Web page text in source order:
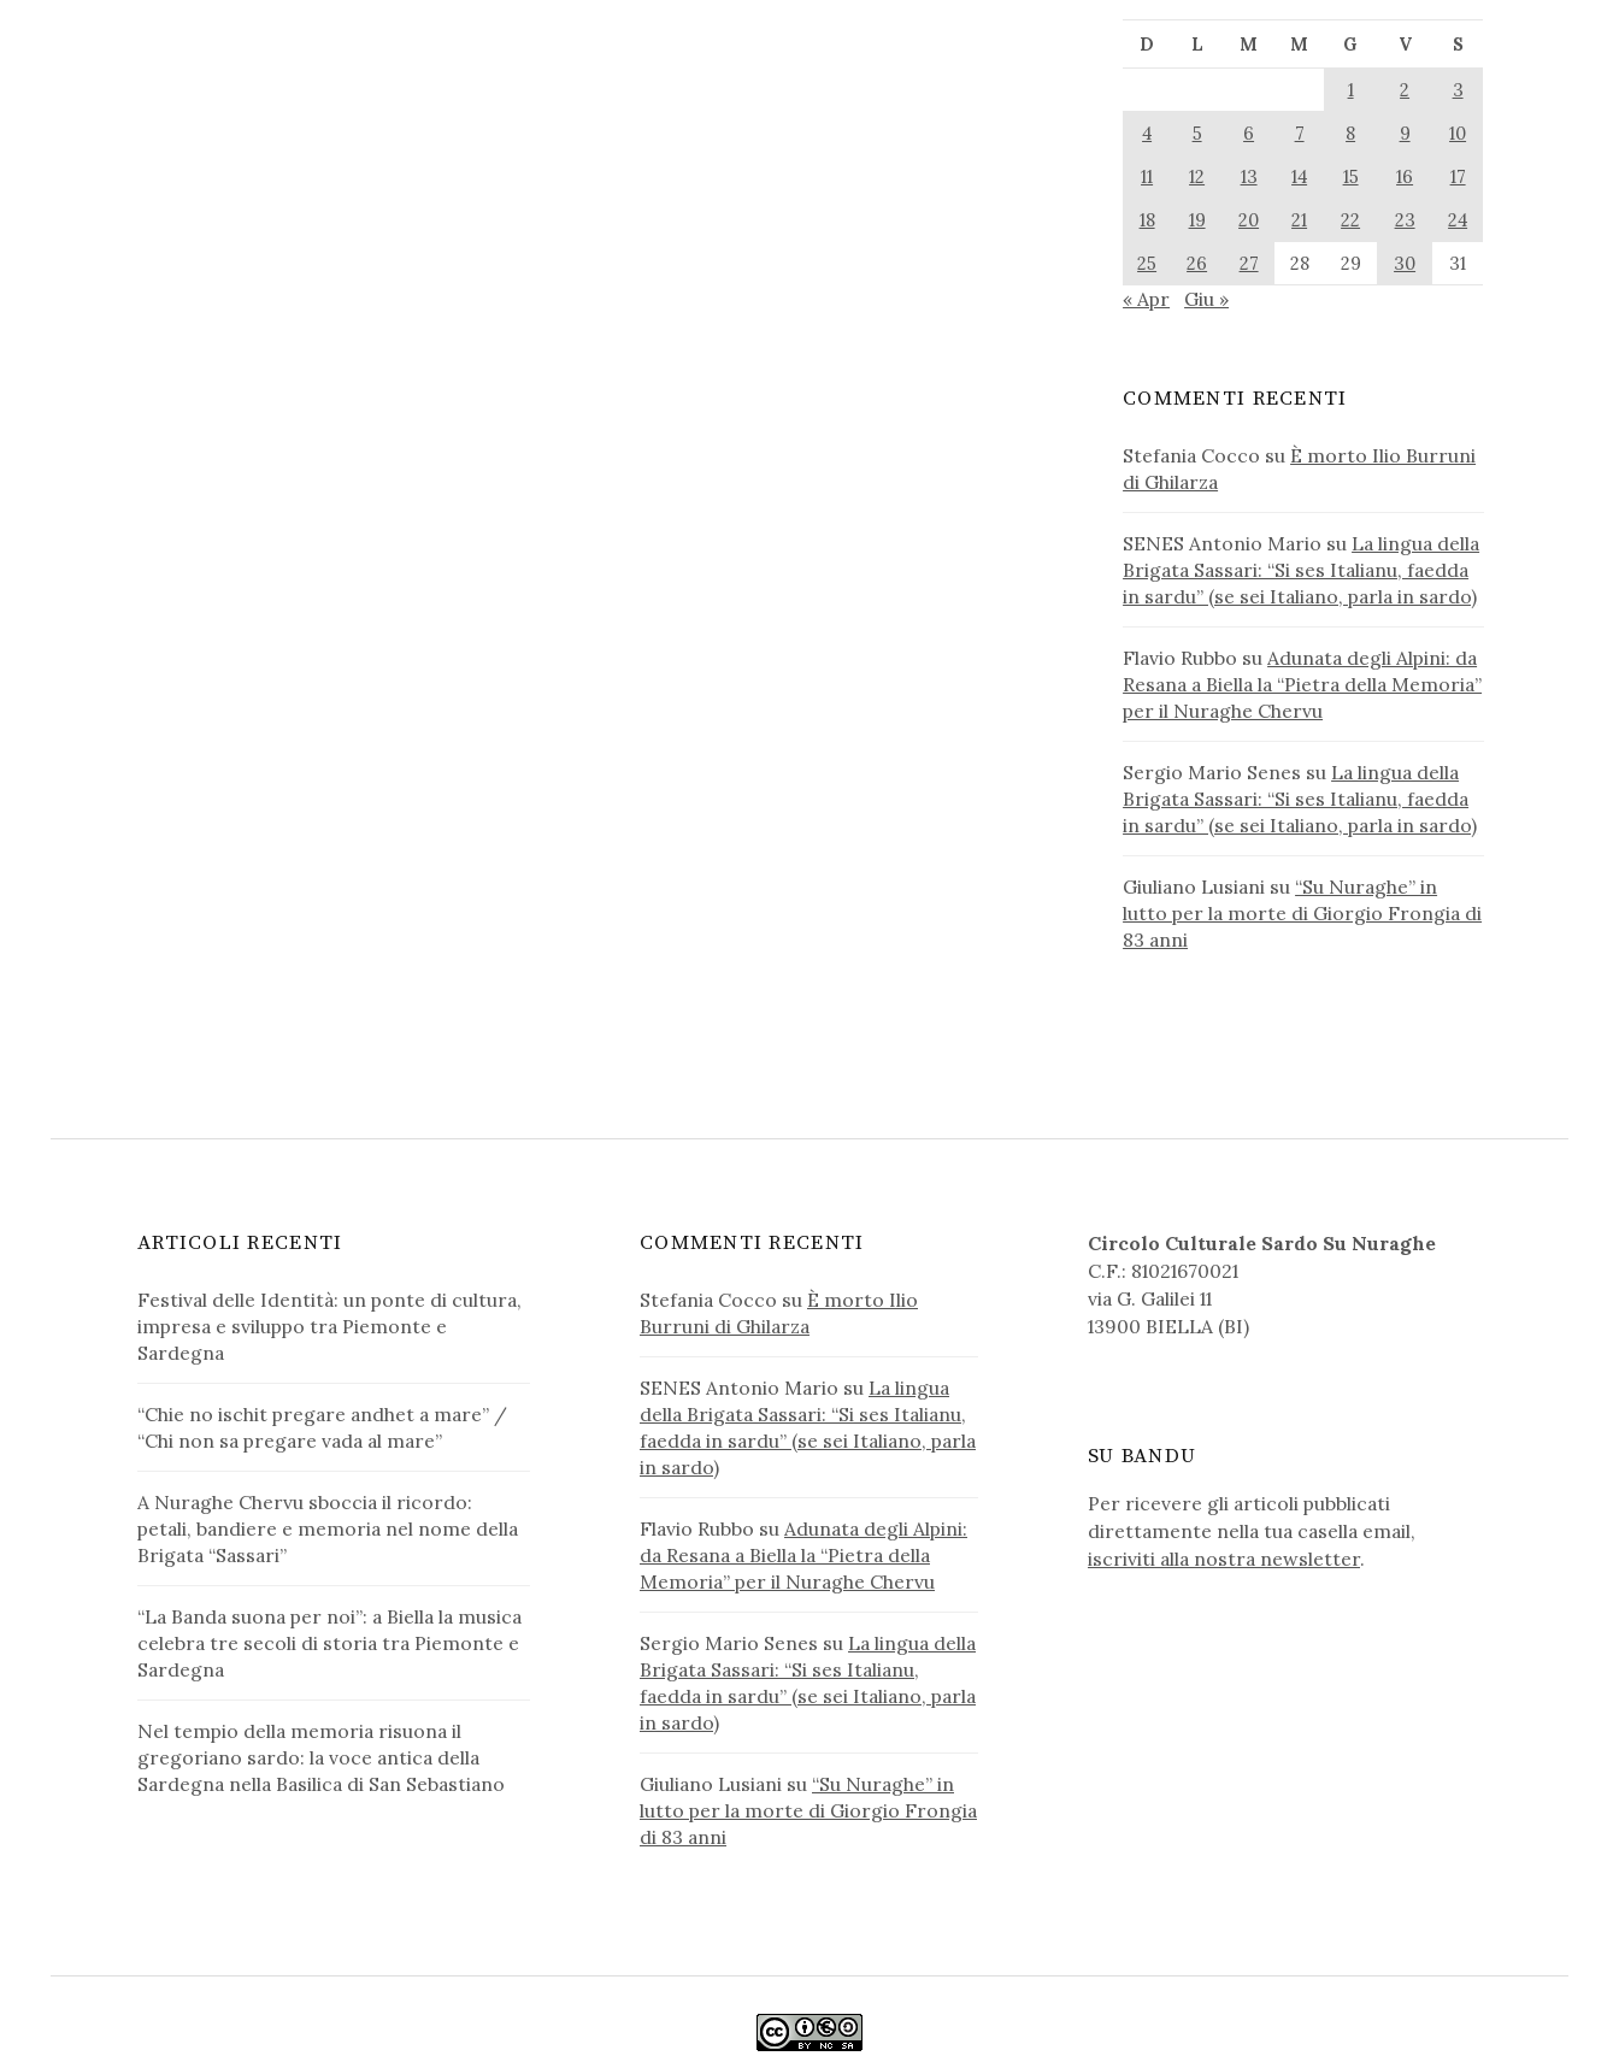
D L M M G V
S
1
2
3
4
5 6 7 8 9
10
11
12 13 14 15 16
17
18
19 20 21 22 23
24
25
26 27 28 29 30 31
« Apr Giu »
COMMENTI RECENTI
Stefania Cocco su È morto Ilio Burruni
di Ghilarza
SENES Antonio Mario su La lingua della
Brigata Sassari: “Si ses Italianu, faedda
in sardu” (se sei Italiano, parla in sardo)
Flavio Rubbo su Adunata degli Alpini: da
Resana a Biella la “Pietra della Memoria”
per il Nuraghe Chervu
Sergio Mario Senes su La lingua della
Brigata Sassari: “Si ses Italianu, faedda
in sardu” (se sei Italiano, parla in sardo)
Giuliano Lusiani su “Su Nuraghe” in
lutto per la morte di Giorgio Frongia di
83 anni
ARTICOLI RECENTI
Festival delle Identità: un ponte di cultura,
impresa e sviluppo tra Piemonte e
Sardegna
“Chie no ischit pregare andhet a mare” /
“Chi non sa pregare vada al mare”
A Nuraghe Chervu sboccia il ricordo:
petali, bandiere e memoria nel nome della
Brigata “Sassari”
“La Banda suona per noi”: a Biella la musica
celebra tre secoli di storia tra Piemonte e
Sardegna
Nel tempio della memoria risuona il
gregoriano sardo: la voce antica della
Sardegna nella Basilica di San Sebastiano
COMMENTI RECENTI
Stefania Cocco su È morto Ilio
Burruni di Ghilarza
SENES Antonio Mario su La lingua
della Brigata Sassari: “Si ses Italianu,
faedda in sardu” (se sei Italiano, parla
in sardo)
Flavio Rubbo su Adunata degli Alpini:
da Resana a Biella la “Pietra della
Memoria” per il Nuraghe Chervu
Sergio Mario Senes su La lingua della
Brigata Sassari: “Si ses Italianu,
faedda in sardu” (se sei Italiano, parla
in sardo)
Giuliano Lusiani su “Su Nuraghe” in
lutto per la morte di Giorgio Frongia
di 83 anni
Circolo Culturale Sardo Su Nuraghe
C.F.: 81021670021
via G. Galilei 11
13900 BIELLA (BI)
SU BANDU
Per ricevere gli articoli pubblicati
direttamente nella tua casella email,
iscriviti alla nostra newsletter.